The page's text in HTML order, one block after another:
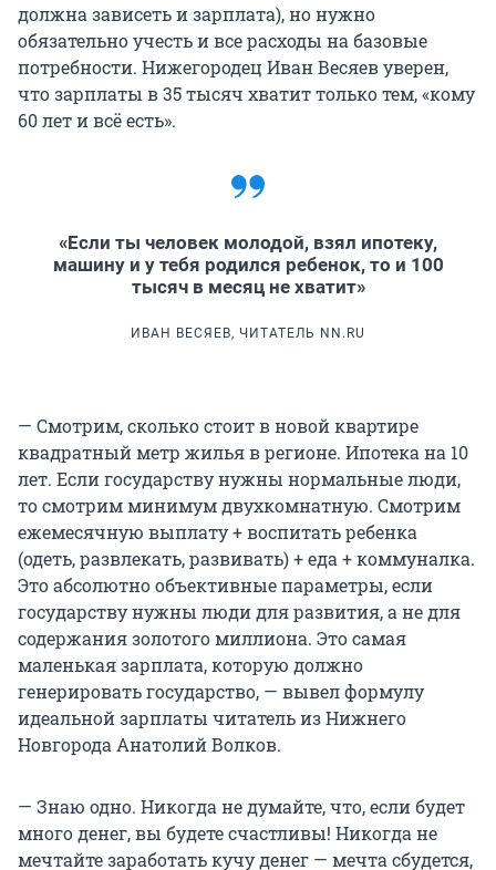
должна зависеть и зарплата), но нужно
обязательно учесть и все расходы на базовые
потребности. Нижегородец Иван Весяев уверен,
что зарплаты в 35 тысяч хватит только тем, «кому
60 лет и всё есть».
«Если ты человек молодой, взял ипотеку,
машину и у тебя родился ребенок, то и 100
тысяч в месяц не хватит»
ИВАН ВЕСЯЕВ, ЧИТАТЕЛЬ NN.RU
— Смотрим, сколько стоит в новой квартире
квадратный метр жилья в регионе. Ипотека на 10
лет. Если государству нужны нормальные люди,
то смотрим минимум двухкомнатную. Смотрим
ежемесячную выплату + воспитать ребенка
(одеть, развлекать, развивать) + еда + коммуналка.
Это абсолютно объективные параметры, если
государству нужны люди для развития, а не для
содержания золотого миллиона. Это самая
маленькая зарплата, которую должно
генерировать государство, — вывел формулу
идеальной зарплаты читатель из Нижнего
Новгорода Анатолий Волков.
— Знаю одно. Никогда не думайте, что, если будет
много денег, вы будете счастливы! Никогда не
мечтайте заработать кучу денег — мечта сбудется,